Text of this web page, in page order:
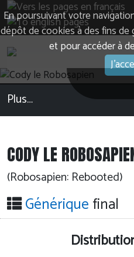
En poursuivant votre
dépôt de cookies à des fins de
et pour accéder à
Plus…
CODY LE
(Robosapien: Rebooted)
Génériquefinal